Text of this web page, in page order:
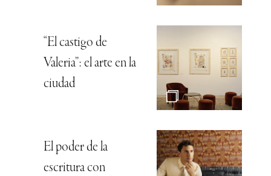
“El castigo de
Valeria”: el arte en la
ciudad
El poder de la
escritura con